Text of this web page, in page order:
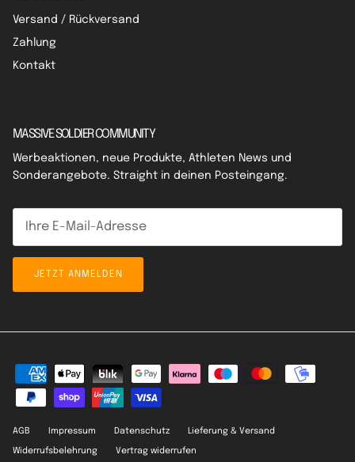
Versand / Rückversand
Zahlung
Kontakt
MASSIVE SOLDIER COMMUNITY
Werbeaktionen, neue Produkte, Athleten News und
Sonderangebote. Straight in deinen Posteingang.
JETZT ANMELDEN
AGB Impressum Datenschutz Lieferung & Versand
Widerrufsbelehrung Vertrag widerrufen